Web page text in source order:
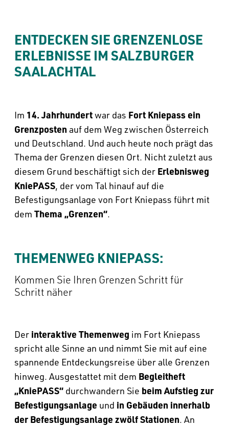
----
--
ENTDECKEN SIE GRENZENLOSE
ERLEBNISSE IM SALZBURGER
SAALACHTAL
Im 14. Jahrhundertwar das Fort Kniepass ein
Grenzposten auf dem Weg zwischen Österreich
und Deutschland. Und auch heute noch prägt das
Thema der Grenzen diesen Ort. Nicht zuletzt aus
diesem Grund beschäftigt sich der Erlebnisweg
KniePASS, der vom Tal hinauf auf die
Befestigungsanlage von Fort Kniepass führt mit
dem Thema „Grenzen“.
THEMENWEG KNIEPASS:
Kommen Sie Ihren Grenzen Schritt für
Schritt näher
Der interaktive Themenweg im Fort Kniepass
spricht alle Sinne an und nimmt Sie mit auf eine
spannende Entdeckungsreise über alle Grenzen
hinweg. Ausgestattet mit dem Begleitheft
„KniePASS“ durchwandern Sie beim Aufstieg zur
Befestigungsanlage und in Gebäuden innerhalb
der Befestigungsanlage zwölf Stationen. An